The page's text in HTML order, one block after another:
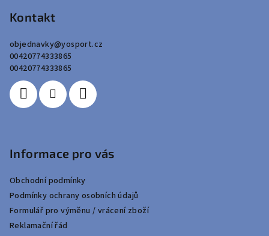
Kontakt
objednavky@yosport.cz
00420774333865
00420774333865
Informace pro vás
Obchodní podmínky
Podmínky ochrany osobních údajů
Formulář pro výměnu / vrácení zboží
Reklamační řád